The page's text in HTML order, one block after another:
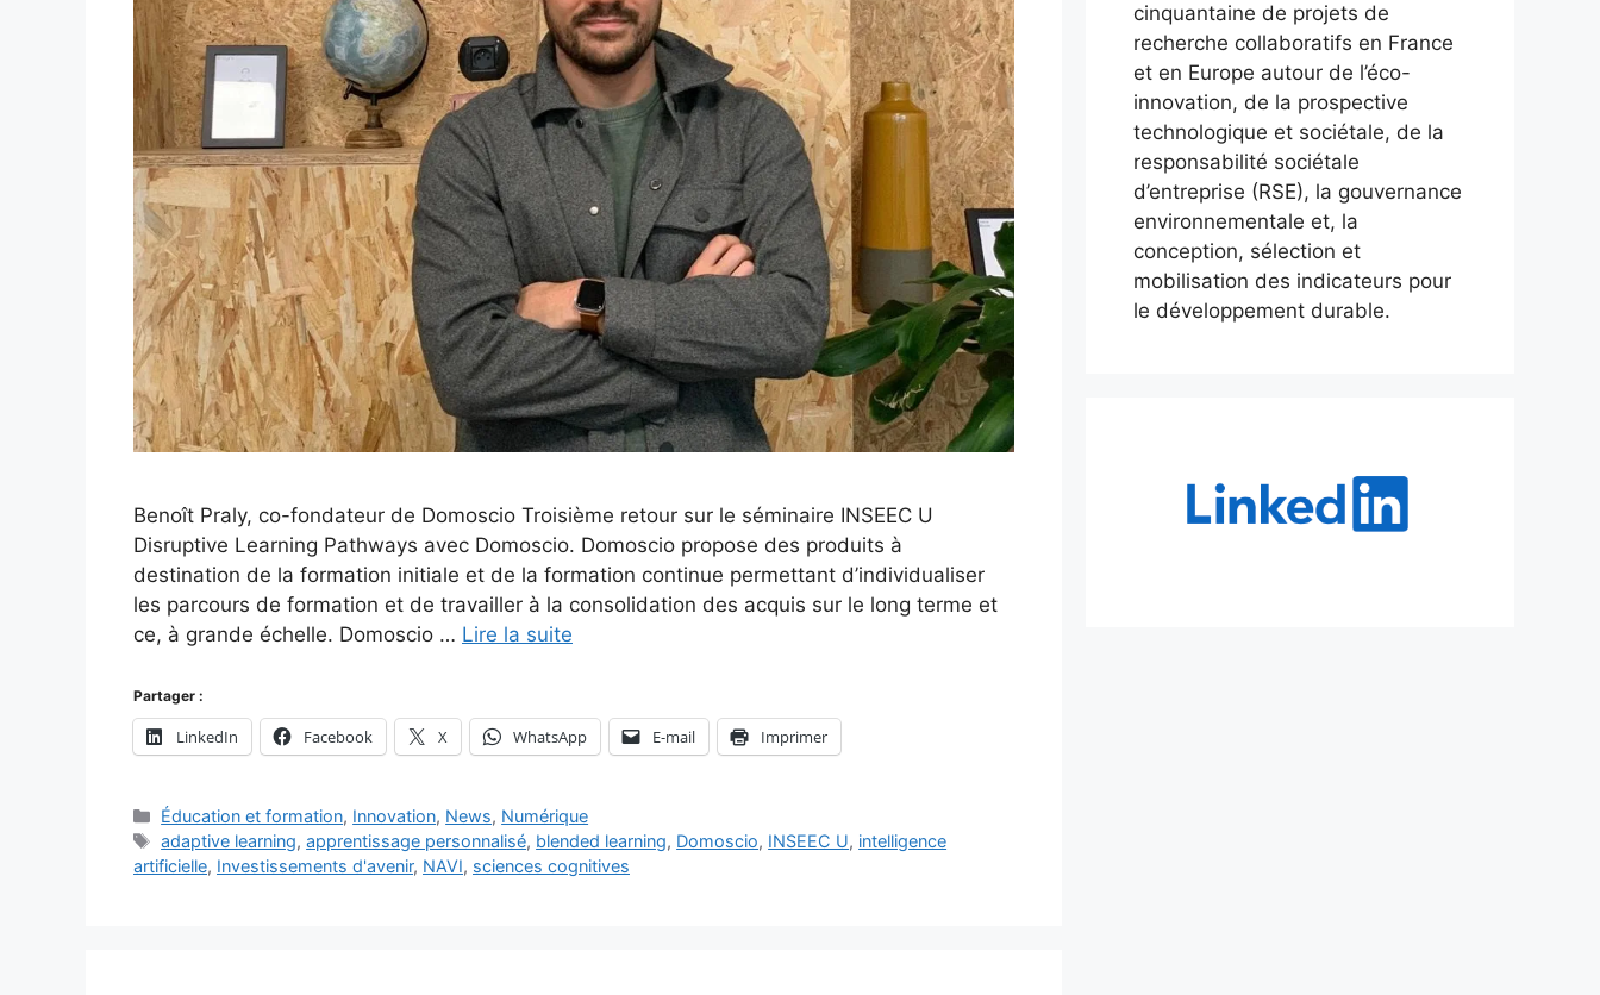
Benoît Praly, co-fondateur de Domoscio Troisième retour sur le séminaire INSEEC U
Disruptive Learning Pathways avec Domoscio. Domoscio propose des produits à
destination de la formation initiale et de la formation continue permettant d’individualiser
les parcours de formation et de travailler à la consolidation des acquis sur le long terme et
ce, à grande échelle. Domoscio … Lire la suite
Partager :
LinkedIn Facebook X WhatsApp E-mail Imprimer
Catégories
Éducation et formation, Innovation, News, Numérique
Étiquettes
adaptive learning,apprentissage personnalisé, blended learning, Domoscio, INSEEC U, intelligence
artificielle, Investissements d'avenir, NAVI, sciences cognitives
cinquantaine de projets de
recherche collaboratifs en France
et en Europe autour de l’éco-
innovation, de la prospective
technologique et sociétale, de la
responsabilité sociétale
d’entreprise (RSE), la gouvernance
environnementale et, la
conception, sélection et
mobilisation des indicateurs pour
le développement durable.